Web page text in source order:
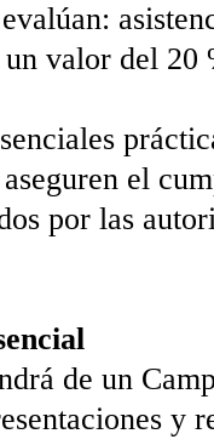
valor del 20
el
por las
de un
y